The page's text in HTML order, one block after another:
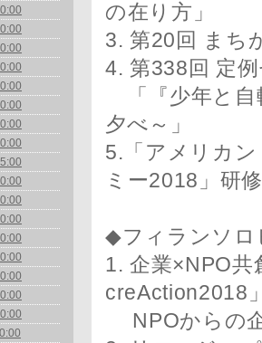
の在り方」
3. 第20回 まち
4. 第338回 定
「『少年と自
夕べ～」
5.「アメリカ
ミー2018」研
◆フィランソロ
1. 企業×NPO
creAction2018
NPOからの